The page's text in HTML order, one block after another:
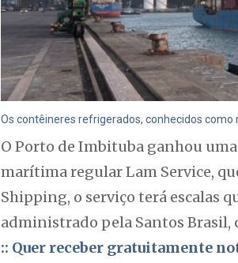
Os contêineres refrigerados, conhecidos
O Porto de Imbituba ganhou
marítima regular Lam Service,
Shipping, o serviço terá escalas
administrado pela Santos Brasil,
:: Quer receber gratuitamente